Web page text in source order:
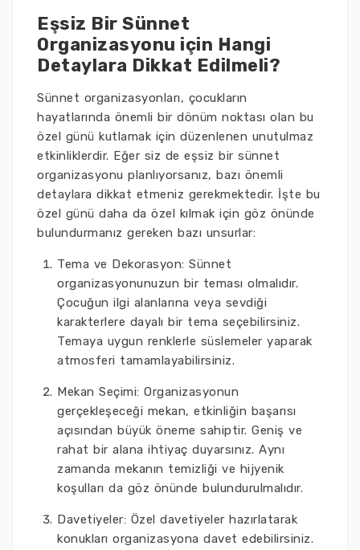
Eşsiz Bir Sünnet
Organizasyonu için Hangi
Detaylara Dikkat Edilmeli?
Sünnet organizasyonları, çocukların
hayatlarında önemli bir dönüm noktası olan bu
özel günü kutlamak için düzenlenen unutulmaz
etkinliklerdir. Eğer siz de eşsiz bir sünnet
organizasyonu planlıyorsanız, bazı önemli
detaylara dikkat etmeniz gerekmektedir. İşte bu
özel günü daha da özel kılmak için göz önünde
bulundurmanız gereken bazı unsurlar:
Tema ve Dekorasyon: Sünnet
organizasyonunuzun bir teması olmalıdır.
Çocuğun ilgi alanlarına veya sevdiği
karakterlere dayalı bir tema seçebilirsiniz.
Temaya uygun renklerle süslemeler yaparak
atmosferi tamamlayabilirsiniz.
Mekan Seçimi: Organizasyonun
gerçekleşeceği mekan, etkinliğin başarısı
açısından büyük öneme sahiptir. Geniş ve
rahat bir alana ihtiyaç duyarsınız. Aynı
zamanda mekanın temizliği ve hijyenik
koşulları da göz önünde bulundurulmalıdır.
Davetiyeler: Özel davetiyeler hazırlatarak
konukları organizasyona davet edebilirsiniz.